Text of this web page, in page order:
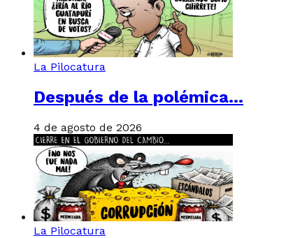
La Pilocatura
Después de la polémica…
4 de agosto de 2026
La Pilocatura